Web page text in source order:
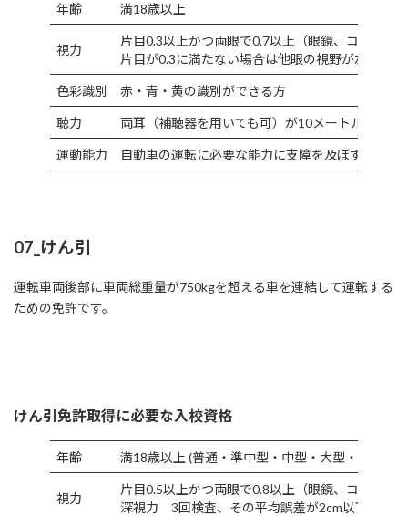
年齢 満18歳以上
視力
片目0.3以上かつ両眼で0.7以上（眼鏡、コンタク
片目が0.3に満たない場合は他眼の視野が左右150
色彩識別 赤・青・黄の識別ができる方
聴力 両耳（補聴器を用いても可）が10メートルの距
運動能力 自動車の運転に必要な能力に支障を及ぼすおそれ
07_けん引
運転車両後部に車両総重量が750kgを超える車を連結して運転する
ための免許です。
けん引免許取得に必要な入校資格
年齢 満18歳以上 (普通・準中型・中型・大型・大型特
視力
片目0.5以上かつ両眼で0.8以上（眼鏡、コンタク
深視力 3回検査、その平均誤差が2cm以下